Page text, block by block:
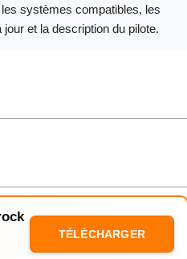
systèmes compatibles, les
et la description du pilote.
TÉLÉCHARGER